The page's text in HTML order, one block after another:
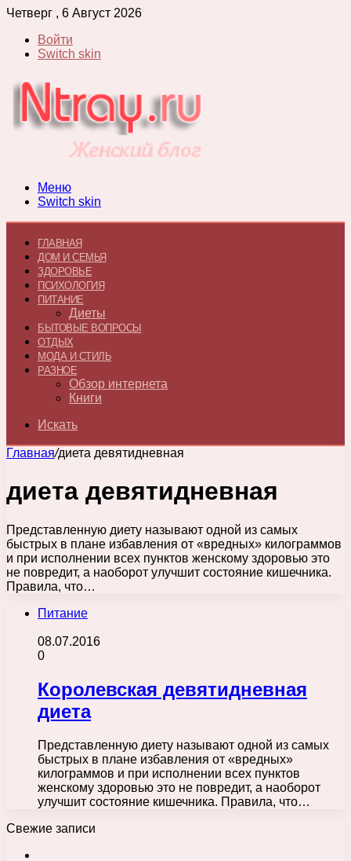
Четверг , 6 Август 2026
Войти
Switch skin
Меню
Switch skin
ГЛАВНАЯ
ДОМ И СЕМЬЯ
ЗДОРОВЬЕ
ПСИХОЛОГИЯ
ПИТАНИЕ
Диеты
БЫТОВЫЕ ВОПРОСЫ
ОТДЫХ
МОДА И СТИЛЬ
РАЗНОЕ
Обзор интернета
Книги
Искать
Главная/диета девятидневная
диета девятидневная
Представленную диету называют одной из самых
быстрых в плане избавления от «вредных» килограммов
и при исполнении всех пунктов женскому здоровью это
не повредит, а наоборот улучшит состояние кишечника.
Правила, что…
Питание
08.07.2016
0
Королевская девятидневная
диета
Представленную диету называют одной из самых
быстрых в плане избавления от «вредных»
килограммов и при исполнении всех пунктов
женскому здоровью это не повредит, а наоборот
улучшит состояние кишечника. Правила, что…
Свежие записи